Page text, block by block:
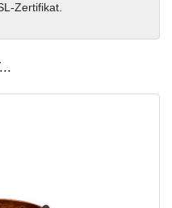
Zertifikat.